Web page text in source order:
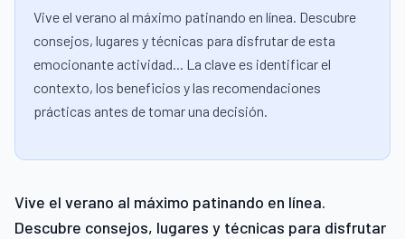
Vive el verano al máximo patinando en línea. Descubre
consejos, lugares y técnicas para disfrutar de esta
emocionante actividad... La clave es identificar el
contexto, los beneficios y las recomendaciones
prácticas antes de tomar una decisión.
Vive el verano al máximo patinando en línea.
Descubre consejos, lugares y técnicas para disfrutar